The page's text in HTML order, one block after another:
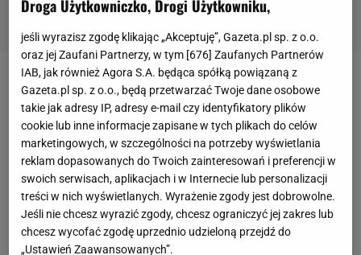
- Zawsze z Robertem mieliśmy dobry kontakt. Myślę,
że przyjaźń to duże słowo. Myślę, że to nie była
przyjaźń. Byliśmy bardzo dobrymi kolegami z boiska,
super się rozumieliśmy -mówił Arkadiusz Milik na
antenie Kanału Sportowego . Po raz pierwszy
zdecydował się na taką szczerość, poruszając wiele
wątków, m.in. ewentualny transfer do Górnika
Zabrze czy powrót do reprezentacji Polski. Ale nie
Droga Użytkowniczko, Drogi Użytkowniku,
jeśli wyrazisz zgodę klikając „Akceptuję”, Gazeta.pl sp. z o.o.
oraz jej Zaufani Partnerzy, w tym [676] Zaufanych Partnerów
IAB, jak również Agora S.A. będąca spółką powiązaną z
Gazeta.pl sp. z o.o., będą przetwarzać Twoje dane osobowe
takie jak adresy IP, adresy e-mail czy identyfikatory plików
cookie lub inne informacje zapisane w tych plikach do celów
marketingowych, w szczególności na potrzeby wyświetlania
reklam dopasowanych do Twoich zainteresowań i preferencji w
swoich serwisach, aplikacjach i w Internecie lub personalizacji
treści w nich wyświetlanych. Wyrażenie zgody jest dobrowolne.
Jeśli nie chcesz wyrazić zgody, chcesz ograniczyć jej zakres lub
chcesz wycofać zgodę uprzednio udzieloną przejdź do
„Ustawień Zaawansowanych”.